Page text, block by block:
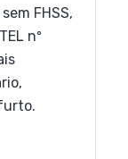
FHSS,
nº